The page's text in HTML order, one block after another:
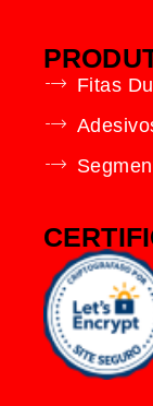
Fitas